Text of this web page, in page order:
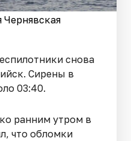
Чернявская
снова
Сирены в
03:40.
ранним утром в
что обломки